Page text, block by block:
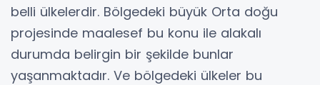
belli ülkelerdir. Bölgedeki büyük Orta doğu
projesinde maalesef bu konu ile alakalı
durumda belirgin bir şekilde bunlar
yaşanmaktadır. Ve bölgedeki ülkeler bu